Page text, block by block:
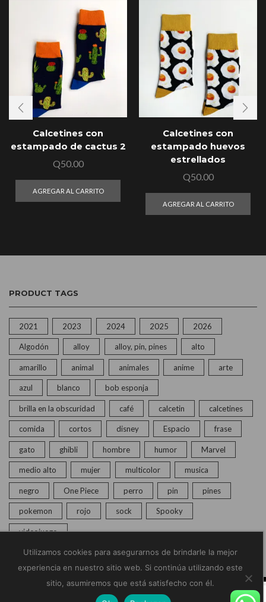
Calcetines con
estampado de cactus 2
Q50.00
AGREGAR AL CARRITO
Calcetines con
estampado huevos
estrellados
Q50.00
AGREGAR AL CARRITO
PRODUCT TAGS
2021 2023 2024 2025 2026
Algodón alloy alloy, pin, pines alto
amarillo animal animales anime arte
azul blanco bob esponja
brilla en la obscuridad café calcetin calcetines
comida cortos disney Espacio frase
gato ghibli hombre humor Marvel
medio alto mujer multicolor musica
negro One Piece perro pin pines
pokemon rojo sock Spooky
videojuego
© Copyright 2020 – 2025 | Monkey Socks | Todos los
Utilizamos cookies para asegurarnos de brindarle la mejor
experiencia en nuestro sitio web. Si continúa utilizando este
sitio, asumiremos que está satisfecho con él.